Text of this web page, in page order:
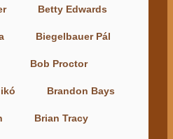
Betty Edwards
Biegelbauer Pál
Bob Proctor
Brandon Bays
Brian Tracy